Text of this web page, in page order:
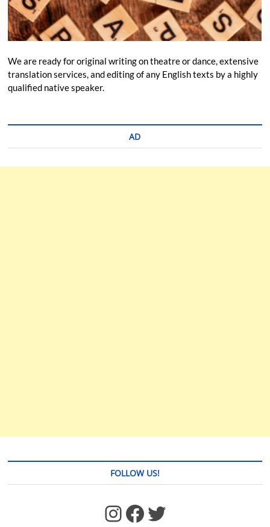
We are ready for original writing on theatre or dance, extensive
translation services, and editing of any English texts by a highly
qualified native speaker.
AD
FOLLOW US!
https://www.facebook.com/jstages/ Facebook Twitter